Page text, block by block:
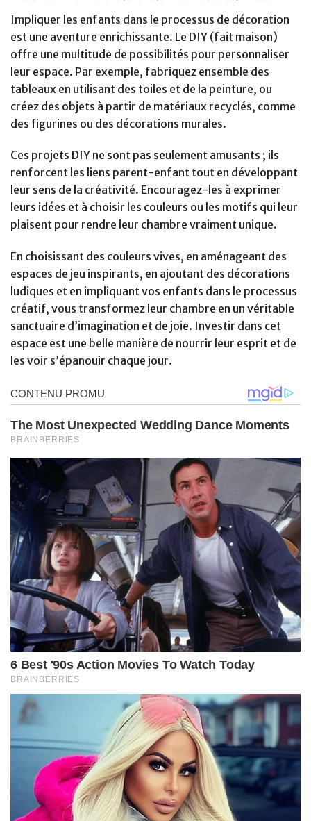
Impliquer les enfants dans le processus de décoration
est une aventure enrichissante. Le DIY (fait maison)
offre une multitude de possibilités pour personnaliser
leur espace. Par exemple, fabriquez ensemble des
tableaux en utilisant des toiles et de la peinture, ou
créez des objets à partir de matériaux recyclés, comme
des figurines ou des décorations murales.
Ces projets DIY ne sont pas seulement amusants ; ils
renforcent les liens parent-enfant tout en développant
leur sens de la créativité. Encouragez-les à exprimer
leurs idées et à choisir les couleurs ou les motifs qui leur
plaisent pour rendre leur chambre vraiment unique.
En choisissant des couleurs vives, en aménageant des
espaces de jeu inspirants, en ajoutant des décorations
ludiques et en impliquant vos enfants dans le processus
créatif, vous transformez leur chambre en un véritable
sanctuaire d’imagination et de joie. Investir dans cet
espace est une belle manière de nourrir leur esprit et de
les voir s’épanouir chaque jour.